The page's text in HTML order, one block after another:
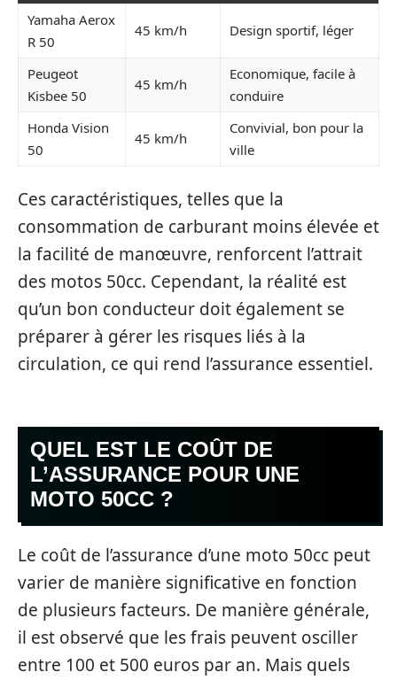
Yamaha Aerox
R 50
45 km/h Design sportif, léger
Peugeot
Kisbee 50
45 km/h
Economique, facile à
conduire
Honda Vision
50
45 km/h
Convivial, bon pour la
ville
Ces caractéristiques, telles que la
consommation de carburant moins élevée et
la facilité de manœuvre, renforcent l’attrait
des motos 50cc. Cependant, la réalité est
qu’un bon conducteur doit également se
préparer à gérer les risques liés à la
circulation, ce qui rend l’assurance essentiel.
QUEL EST LE COÛT DE
L’ASSURANCE POUR UNE
MOTO 50CC ?
Le coût de l’assurance d’une moto 50cc peut
varier de manière significative en fonction
de plusieurs facteurs. De manière générale,
il est observé que les frais peuvent osciller
entre 100 et 500 euros par an. Mais quels